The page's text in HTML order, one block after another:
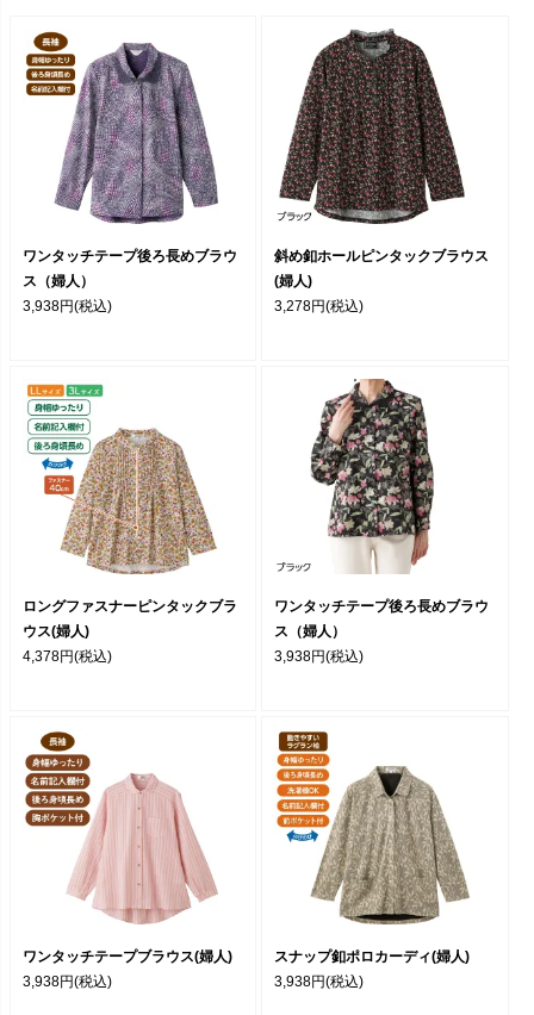
ワンタッチテープ後ろ長めブラウ
ス（婦人）
3,938円(税込)
斜め釦ホールピンタックブラウス
(婦人)
3,278円(税込)
ロングファスナーピンタックブラ
ウス(婦人)
4,378円(税込)
ワンタッチテープ後ろ長めブラウ
ス（婦人）
3,938円(税込)
ワンタッチテープブラウス(婦人)
3,938円(税込)
スナップ釦ポロカーディ(婦人)
3,938円(税込)